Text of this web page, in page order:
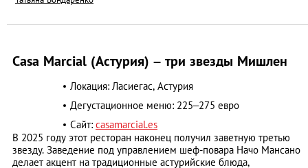
Casa Marcial (Астурия) – три звезды Мишлен
Локация: Ласиегас, Астурия
Дегустационное меню: 225–275 евро
Сайт: casamarcial.es
В 2025 году этот ресторан наконец получил заветную третью
звезду. Заведение под управлением шеф-повара Начо Мансано
делает акцент на традиционные астурийские блюда,